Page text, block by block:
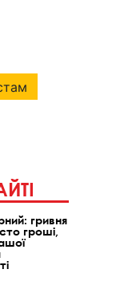
гривня
гроші,